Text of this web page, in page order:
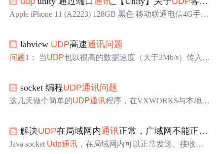
ar **argv) { int so
Apple iPhone 11 (A2223) 128GB 黑色 移动联通电信4G手机
先启动serevr，再启动client，双方不管谁先发消息，正常；
先启动server，再启动client，之后关闭client，不关闭serve
labview UDP高速通讯问题
问题1： 当UDP包以很高的数据速度（大于2Mb/s）传入
无法维持UDP的套接字缓冲区。这个
缓冲区中的数据转移到队列或者写入文件中时发生。那
的数
socket 编程UDP通讯问题
这几天做个简单的UDP通讯程序，在VXWORKS与本地P
时，基本模式为先socket，然后sendto(socket1,buffer,sizeof b
uffer,0,(struct sockaddr*)&server,len);recvfrom(socket1,buffer,
解决UDP在局域网内通讯正常，广域网不能正常
Java socket Udp通讯 ，在局域网内可以正常发送、接收数